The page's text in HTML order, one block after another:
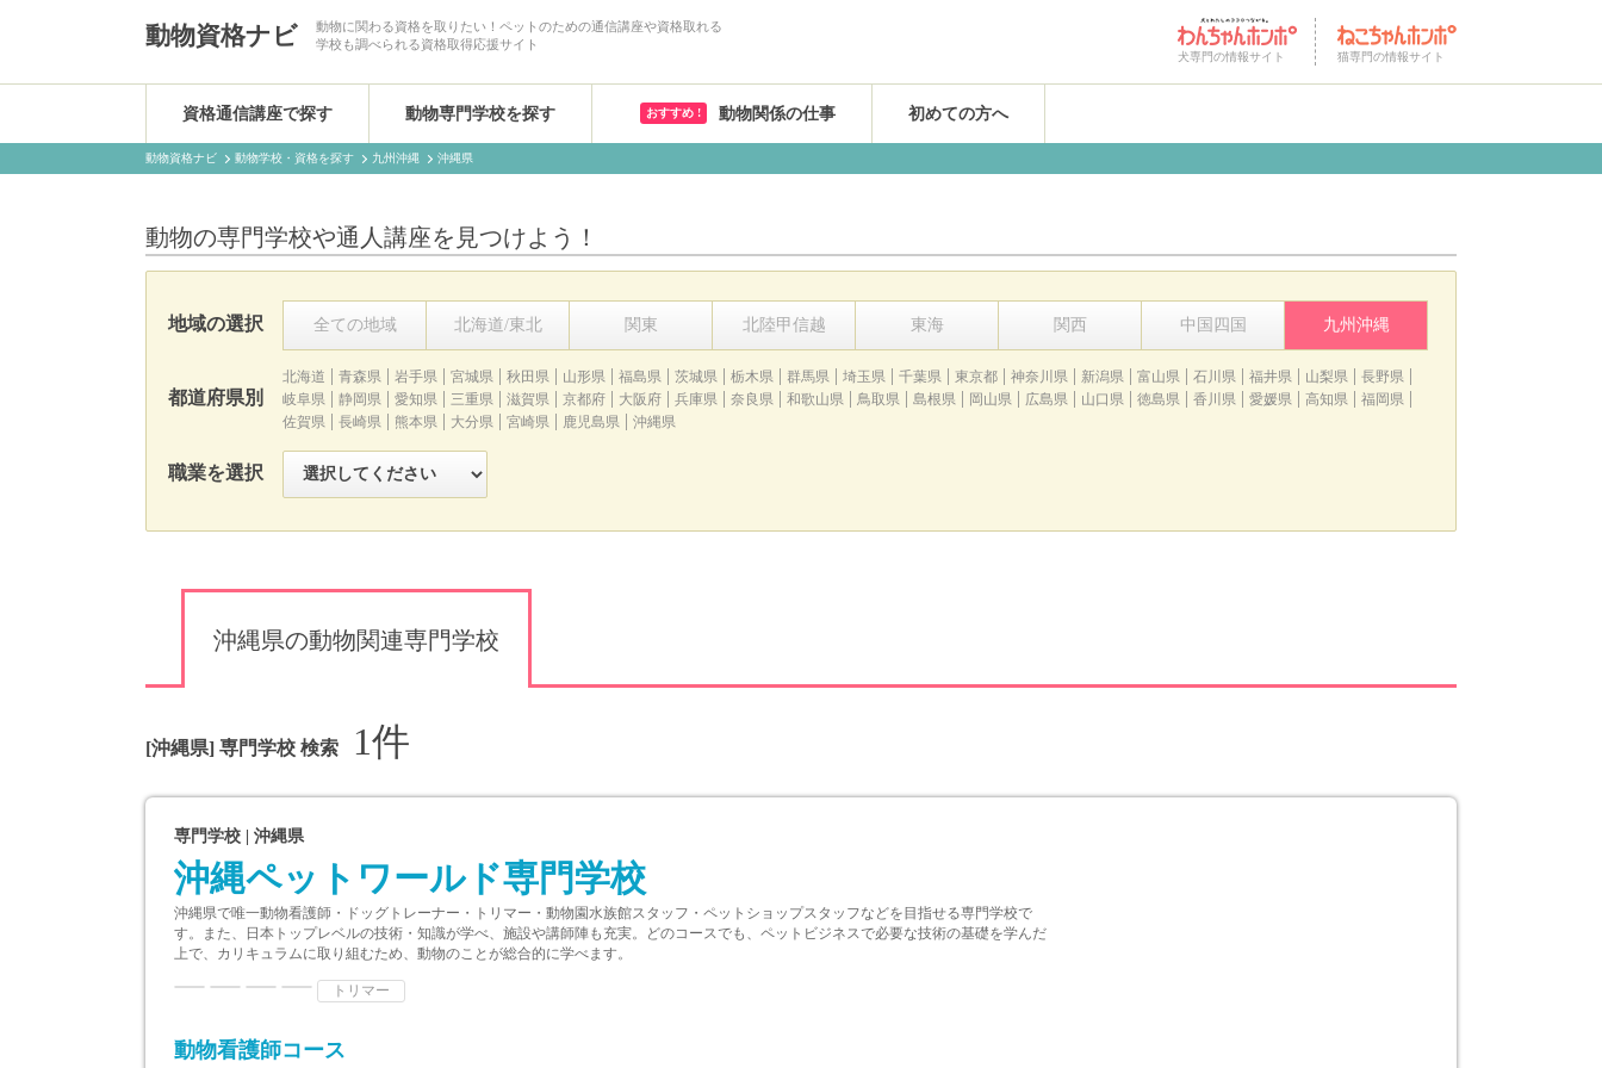
動物資格ナビ
動物に関わる資格を取りたい！ペットのための通信講座や資格取れる
学校も調べられる資格取得応援サイト
犬専門の情報サイト 猫専門の情報サイト
資格通信講座で探す 動物専門学校を探す おすすめ ! 動物関係の仕事 初めての方へ
動物資格ナビ 動物学校・資格を探す 九州沖縄 沖縄県
動物の専門学校や通人講座を見つけよう！
地域の選択 全ての地域 北海道/東北 関東 北陸甲信越 東海 関西 中国四国 九州沖縄
都道府県別
北海道 青森県 岩手県 宮城県 秋田県 山形県 福島県 茨城県 栃木県 群馬県 埼玉県 千葉県 東京都 神奈川県 新潟県 富山県 石川県 福井県 山梨県
長野県
岐阜県
静岡県 愛知県 三重県 滋賀県 京都府 大阪府 兵庫県 奈良県 和歌山県 鳥取県 島根県 岡山県 広島県 山口県 徳島県 香川県 愛媛県 高知県
福岡県
佐賀県
長崎県 熊本県 大分県 宮崎県 鹿児島県 沖縄県
職業を選択
沖縄県の動物関連専門学校
[沖縄県] 専門学校 検索 1件
専門学校 | 沖縄県
沖縄ペットワールド専門学校
沖縄県で唯一動物看護師・ドッグトレーナー・トリマー・動物園水族館スタッフ・ペットショップスタッフなどを目指せる専門学校で
す。また、日本トップレベルの技術・知識が学べ、施設や講師陣も充実。どのコースでも、ペットビジネスで必要な技術の基礎を学んだ
上で、カリキュラムに取り組むため、動物のことが総合的に学べます。
トリマー
動物看護師コース